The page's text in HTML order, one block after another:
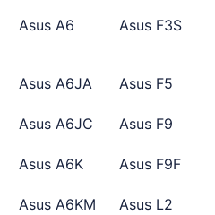
Asus A6 Asus F3S
Asus A6JA Asus F5
Asus A6JC Asus F9
Asus A6K Asus F9F
Asus A6KM Asus L2